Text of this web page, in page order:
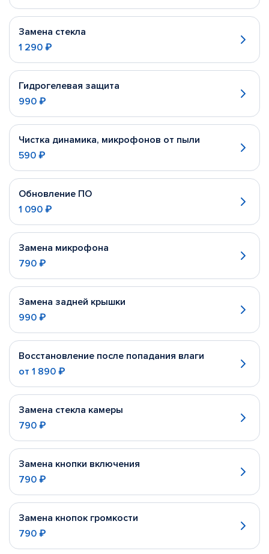
Замена стекла
1 290 ₽
Гидрогелевая защита
990 ₽
Чистка динамика, микрофонов от пыли
590 ₽
Обновление ПО
1 090 ₽
Замена микрофона
790 ₽
Замена задней крышки
990 ₽
Восстановление после попадания влаги
от 1 890 ₽
Замена стекла камеры
790 ₽
Замена кнопки включения
790 ₽
Замена кнопок громкости
790 ₽